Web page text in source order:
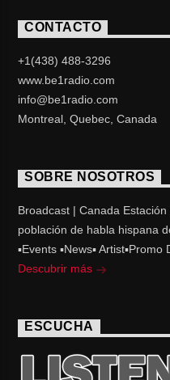
CONTACTO
+1(438) 488-3296
www.be1radio.com
info@be1radio.com
Montreal, Quebec, Canada
SOBRE NOSOTROS
Broadcast | Canada
población de habla hispana
▪Events ▪News▪
Descubrir más
ESCUCHA